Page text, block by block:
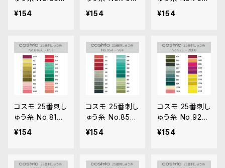
705A
¥154
757
¥154
815
¥154
コスモ 25番刺し
ゅう糸 No.816A
‾853
¥154
コスモ 25番刺し
ゅう糸 No.854‾
924
¥154
コスモ 25番刺し
ゅう糸 No.925‾
2008
¥154